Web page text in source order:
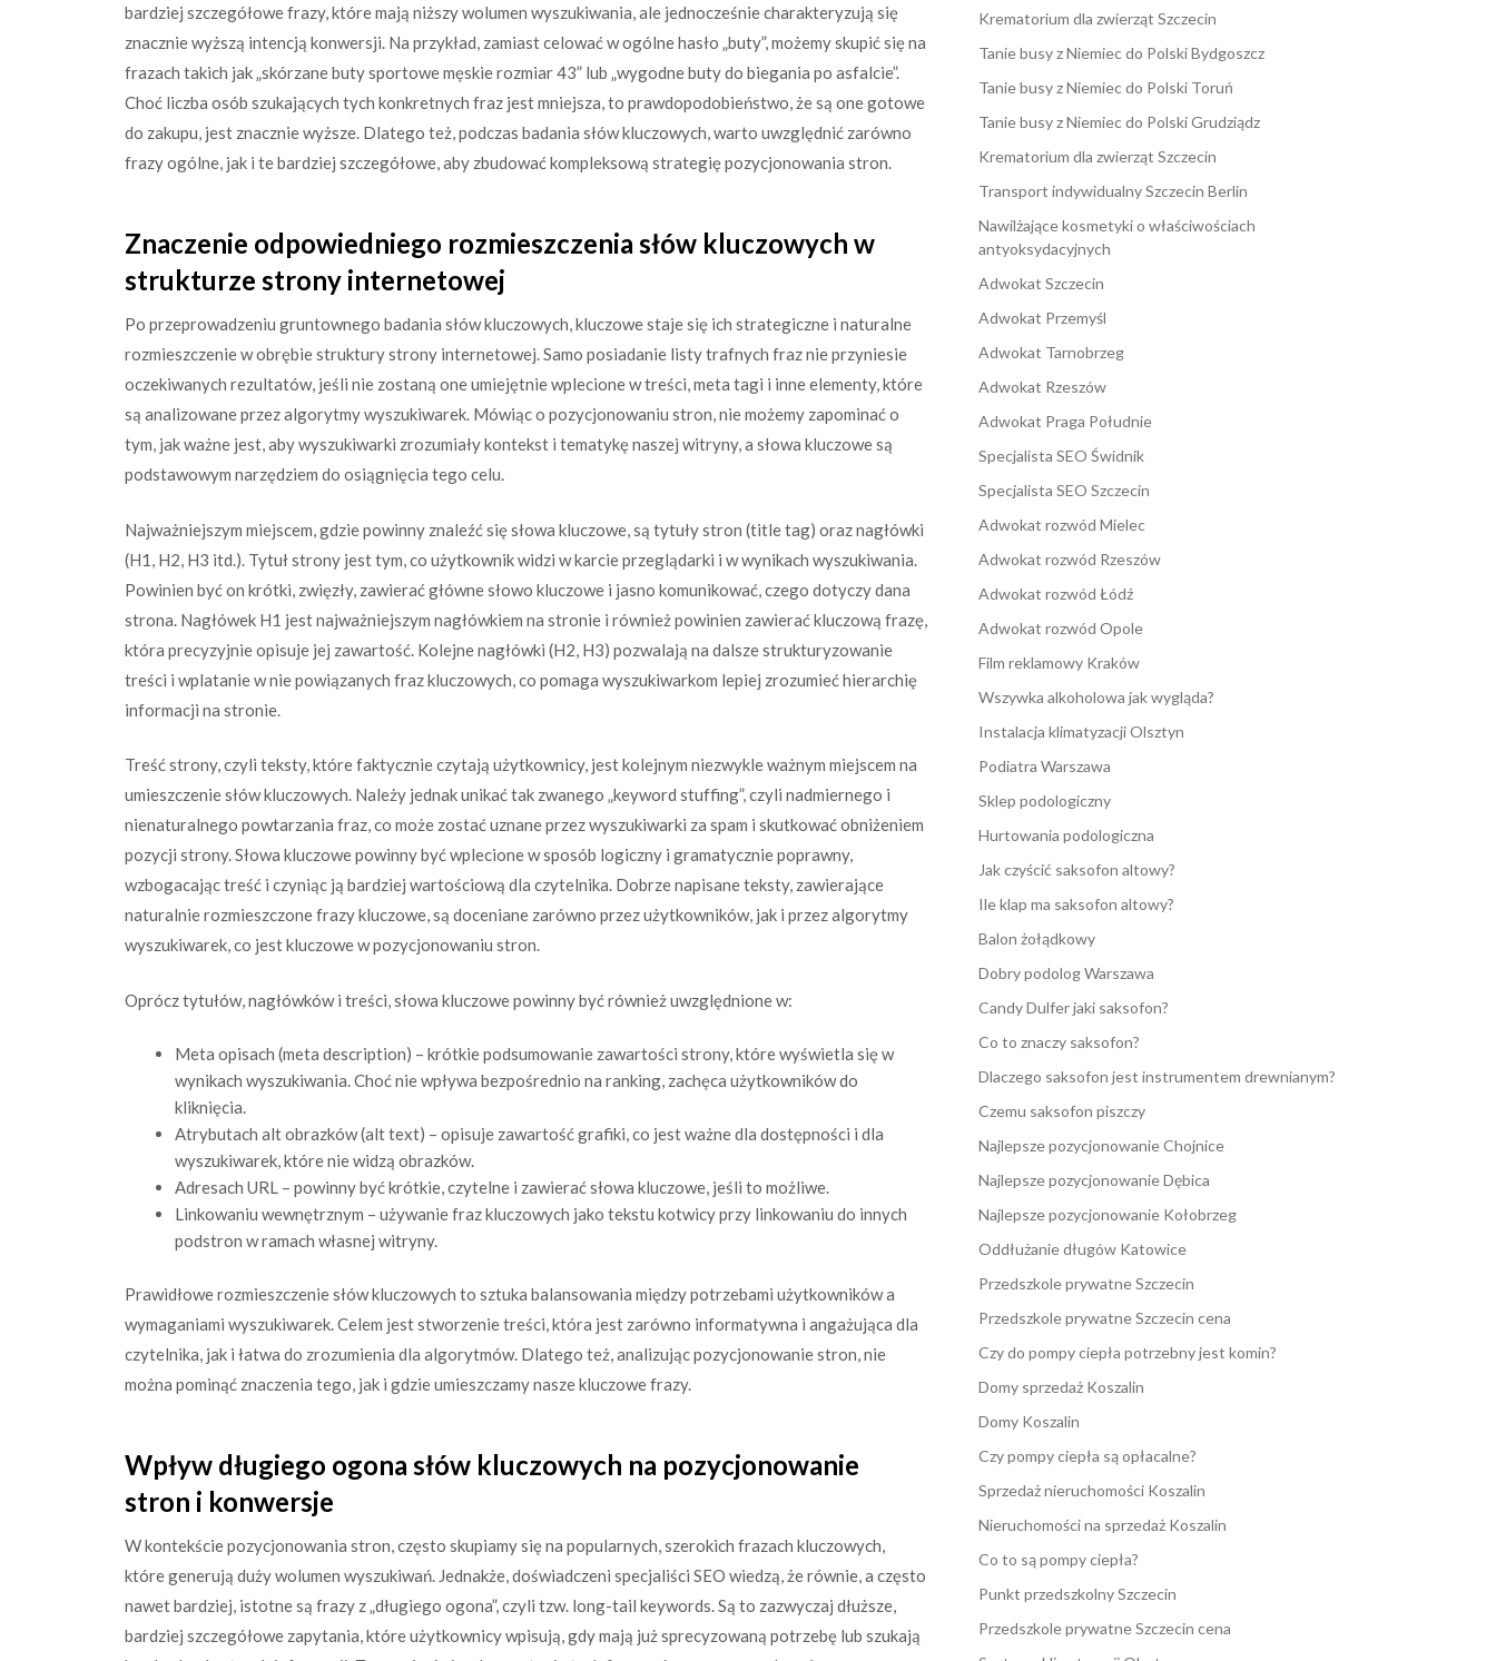
bardziej szczegółowe frazy, które mają niższy wolumen wyszukiwania, ale jednocześnie charakteryzują się
znacznie wyższą intencją konwersji. Na przykład, zamiast celować w ogólne hasło „buty”, możemy skupić się na
frazach takich jak „skórzane buty sportowe męskie rozmiar 43” lub „wygodne buty do biegania po asfalcie”.
Choć liczba osób szukających tych konkretnych fraz jest mniejsza, to prawdopodobieństwo, że są one gotowe
do zakupu, jest znacznie wyższe. Dlatego też, podczas badania słów kluczowych, warto uwzględnić zarówno
frazy ogólne, jak i te bardziej szczegółowe, aby zbudować kompleksową strategię pozycjonowania stron.
Znaczenie odpowiedniego rozmieszczenia słów kluczowych w
strukturze strony internetowej
Po przeprowadzeniu gruntownego badania słów kluczowych, kluczowe staje się ich strategiczne i naturalne
rozmieszczenie w obrębie struktury strony internetowej. Samo posiadanie listy trafnych fraz nie przyniesie
oczekiwanych rezultatów, jeśli nie zostaną one umiejętnie wplecione w treści, meta tagi i inne elementy, które
są analizowane przez algorytmy wyszukiwarek. Mówiąc o pozycjonowaniu stron, nie możemy zapominać o
tym, jak ważne jest, aby wyszukiwarki zrozumiały kontekst i tematykę naszej witryny, a słowa kluczowe są
podstawowym narzędziem do osiągnięcia tego celu.
Najważniejszym miejscem, gdzie powinny znaleźć się słowa kluczowe, są tytuły stron (title tag) oraz nagłówki
(H1, H2, H3 itd.). Tytuł strony jest tym, co użytkownik widzi w karcie przeglądarki i w wynikach wyszukiwania.
Powinien być on krótki, zwięzły, zawierać główne słowo kluczowe i jasno komunikować, czego dotyczy dana
strona. Nagłówek H1 jest najważniejszym nagłówkiem na stronie i również powinien zawierać kluczową frazę,
która precyzyjnie opisuje jej zawartość. Kolejne nagłówki (H2, H3) pozwalają na dalsze strukturyzowanie
treści i wplatanie w nie powiązanych fraz kluczowych, co pomaga wyszukiwarkom lepiej zrozumieć hierarchię
informacji na stronie.
Treść strony, czyli teksty, które faktycznie czytają użytkownicy, jest kolejnym niezwykle ważnym miejscem na
umieszczenie słów kluczowych. Należy jednak unikać tak zwanego „keyword stuffing”, czyli nadmiernego i
nienaturalnego powtarzania fraz, co może zostać uznane przez wyszukiwarki za spam i skutkować obniżeniem
pozycji strony. Słowa kluczowe powinny być wplecione w sposób logiczny i gramatycznie poprawny,
wzbogacając treść i czyniąc ją bardziej wartościową dla czytelnika. Dobrze napisane teksty, zawierające
naturalnie rozmieszczone frazy kluczowe, są doceniane zarówno przez użytkowników, jak i przez algorytmy
wyszukiwarek, co jest kluczowe w pozycjonowaniu stron.
Oprócz tytułów, nagłówków i treści, słowa kluczowe powinny być również uwzględnione w:
Meta opisach (meta description) – krótkie podsumowanie zawartości strony, które wyświetla się w
wynikach wyszukiwania. Choć nie wpływa bezpośrednio na ranking, zachęca użytkowników do
kliknięcia.
Atrybutach alt obrazków (alt text) – opisuje zawartość grafiki, co jest ważne dla dostępności i dla
wyszukiwarek, które nie widzą obrazków.
Adresach URL – powinny być krótkie, czytelne i zawierać słowa kluczowe, jeśli to możliwe.
Linkowaniu wewnętrznym – używanie fraz kluczowych jako tekstu kotwicy przy linkowaniu do innych
podstron w ramach własnej witryny.
Prawidłowe rozmieszczenie słów kluczowych to sztuka balansowania między potrzebami użytkowników a
wymaganiami wyszukiwarek. Celem jest stworzenie treści, która jest zarówno informatywna i angażująca dla
czytelnika, jak i łatwa do zrozumienia dla algorytmów. Dlatego też, analizując pozycjonowanie stron, nie
można pominąć znaczenia tego, jak i gdzie umieszczamy nasze kluczowe frazy.
Wpływ długiego ogona słów kluczowych na pozycjonowanie
stron i konwersje
W kontekście pozycjonowania stron, często skupiamy się na popularnych, szerokich frazach kluczowych,
które generują duży wolumen wyszukiwań. Jednakże, doświadczeni specjaliści SEO wiedzą, że równie, a często
nawet bardziej, istotne są frazy z „długiego ogona”, czyli tzw. long-tail keywords. Są to zazwyczaj dłuższe,
bardziej szczegółowe zapytania, które użytkownicy wpisują, gdy mają już sprecyzowaną potrzebę lub szukają
Krematorium dla zwierząt Szczecin
Tanie busy z Niemiec do Polski Bydgoszcz
Tanie busy z Niemiec do Polski Toruń
Tanie busy z Niemiec do Polski Grudziądz
Krematorium dla zwierząt Szczecin
Transport indywidualny Szczecin Berlin
Nawilżające kosmetyki o właściwościach
antyoksydacyjnych
Adwokat Szczecin
Adwokat Przemyśl
Adwokat Tarnobrzeg
Adwokat Rzeszów
Adwokat Praga Południe
Specjalista SEO Świdnik
Specjalista SEO Szczecin
Adwokat rozwód Mielec
Adwokat rozwód Rzeszów
Adwokat rozwód Łódź
Adwokat rozwód Opole
Film reklamowy Kraków
Wszywka alkoholowa jak wygląda?
Instalacja klimatyzacji Olsztyn
Podiatra Warszawa
Sklep podologiczny
Hurtowania podologiczna
Jak czyścić saksofon altowy?
Ile klap ma saksofon altowy?
Balon żołądkowy
Dobry podolog Warszawa
Candy Dulfer jaki saksofon?
Co to znaczy saksofon?
Dlaczego saksofon jest instrumentem drewnianym?
Czemu saksofon piszczy
Najlepsze pozycjonowanie Chojnice
Najlepsze pozycjonowanie Dębica
Najlepsze pozycjonowanie Kołobrzeg
Oddłużanie długów Katowice
Przedszkole prywatne Szczecin
Przedszkole prywatne Szczecin cena
Czy do pompy ciepła potrzebny jest komin?
Domy sprzedaż Koszalin
Domy Koszalin
Czy pompy ciepła są opłacalne?
Sprzedaż nieruchomości Koszalin
Nieruchomości na sprzedaż Koszalin
Co to są pompy ciepła?
Punkt przedszkolny Szczecin
Przedszkole prywatne Szczecin cena